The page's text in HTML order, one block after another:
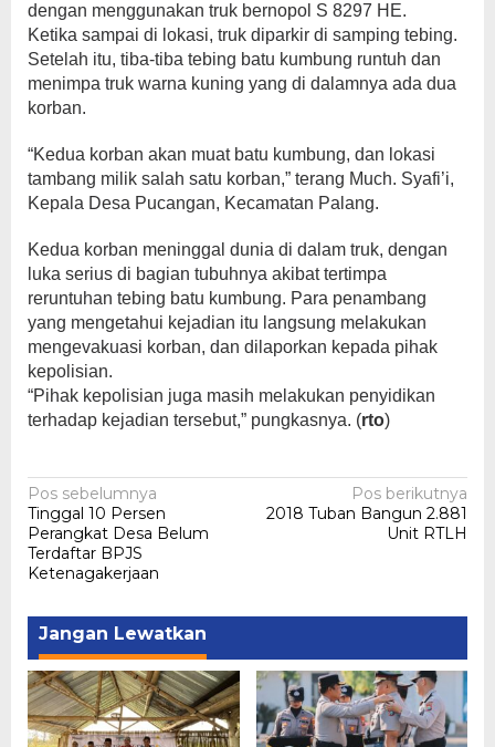
dengan menggunakan truk bernopol S 8297 HE.
Ketika sampai di lokasi, truk diparkir di samping tebing.
Setelah itu, tiba-tiba tebing batu kumbung runtuh dan
menimpa truk warna kuning yang di dalamnya ada dua
korban.
“Kedua korban akan muat batu kumbung, dan lokasi
tambang milik salah satu korban,” terang Much. Syafi’i,
Kepala Desa Pucangan, Kecamatan Palang.
Kedua korban meninggal dunia di dalam truk, dengan
luka serius di bagian tubuhnya akibat tertimpa
reruntuhan tebing batu kumbung. Para penambang
yang mengetahui kejadian itu langsung melakukan
mengevakuasi korban, dan dilaporkan kepada pihak
kepolisian.
“Pihak kepolisian juga masih melakukan penyidikan
terhadap kejadian tersebut,” pungkasnya. (rto)
Navigasi
pos
Pos sebelumnya
Tinggal 10 Persen
Perangkat Desa Belum
Terdaftar BPJS
Ketenagakerjaan
Pos berikutnya
2018 Tuban Bangun 2.881
Unit RTLH
Jangan Lewatkan